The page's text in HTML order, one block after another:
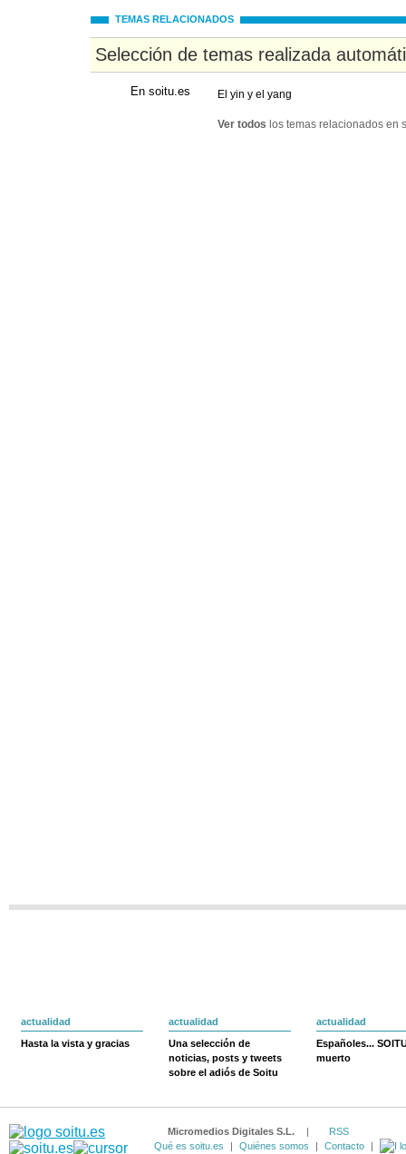
TEMAS RELACIONADOS
Selección de temas realizada
En soitu.es El yin y el yang
Ver todos los temas relacionados en
actualidad
Hasta la vista y gracias
actualidad
Una selección de
noticias, posts y tweets
sobre el adiós de Soitu
actualidad
Españoles...
muerto
Micromedios Digitales S.L. |
RSS
Qué es soitu.es
| Quiénes somos | Contacto |